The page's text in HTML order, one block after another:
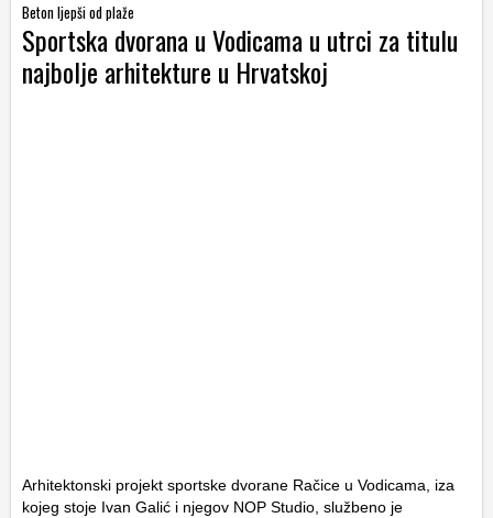
Beton ljepši od plaže
Sportska dvorana u Vodicama u utrci za titulu
najbolje arhitekture u Hrvatskoj
Arhitektonski projekt sportske dvorane Račice u Vodicama, iza
kojeg stoje Ivan Galić i njegov NOP Studio, službeno je